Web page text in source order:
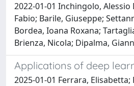
2022-01-01 Inchingolo,
Fabio; Barile, Giuseppe;
Bordea, Ioana Roxana;
Brienza, Nicola; Dipalma,
Applications of deep
2025-01-01 Ferrara,